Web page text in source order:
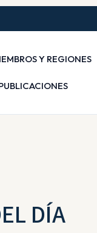
Y REGIONES
DÍA